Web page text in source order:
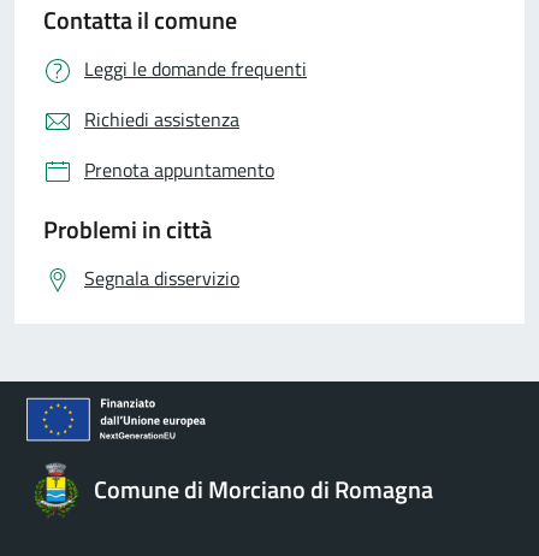
Contatta il comune
Leggi le domande frequenti
Richiedi assistenza
Prenota appuntamento
Problemi in città
Segnala disservizio
Comune di Morciano di Romagna